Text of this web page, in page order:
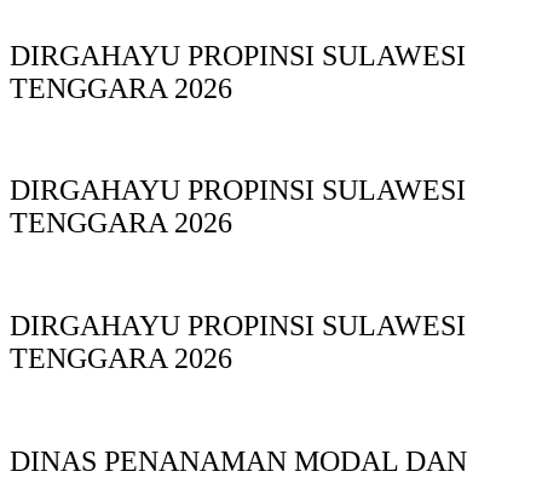
DIRGAHAYU PROPINSI SULAWESI
TENGGARA 2026
DIRGAHAYU PROPINSI SULAWESI
TENGGARA 2026
DIRGAHAYU PROPINSI SULAWESI
TENGGARA 2026
DINAS PΕΝΑΝΑΜAN MODAL DAN